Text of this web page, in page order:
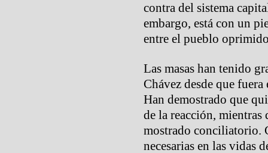
contra del sistema
embargo, está con un
entre el pueblo
Las masas han tenido
Chávez desde que
Han demostrado que
de la reacción, mientras
mostrado conciliatorio.
necesarias en las vidas